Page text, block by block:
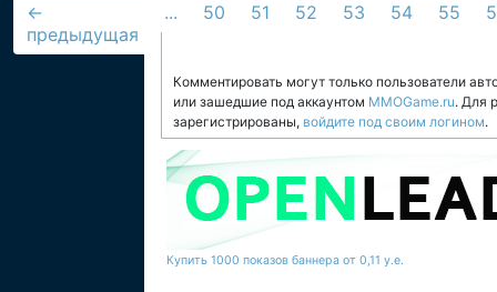
←
предыдущая
... 50 51 52 53 54 55
Комментировать могут только пользователи
или зашедшие под аккаунтом MMOGame.ru. Для
зарегистрированы, войдите под своим логином.
Купить 1000 показов баннера от 0,11 у.е.